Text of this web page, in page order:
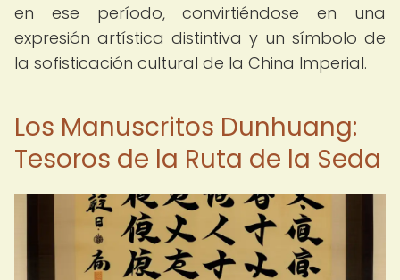
en ese período, convirtiéndose en una
expresión artística distintiva y un símbolo de
la sofisticación cultural de la China Imperial.
Los Manuscritos Dunhuang:
Tesoros de la Ruta de la Seda